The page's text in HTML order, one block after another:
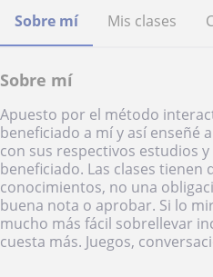
Sobre mí Mis clases
Sobre mí
Apuesto por el método
beneficiado a mí y así enseñé
con sus respectivos estudios
beneficiado. Las clases
conocimientos, no una
buena nota o aprobar. Si lo
mucho más fácil sobrellevar
cuesta más. Juegos,